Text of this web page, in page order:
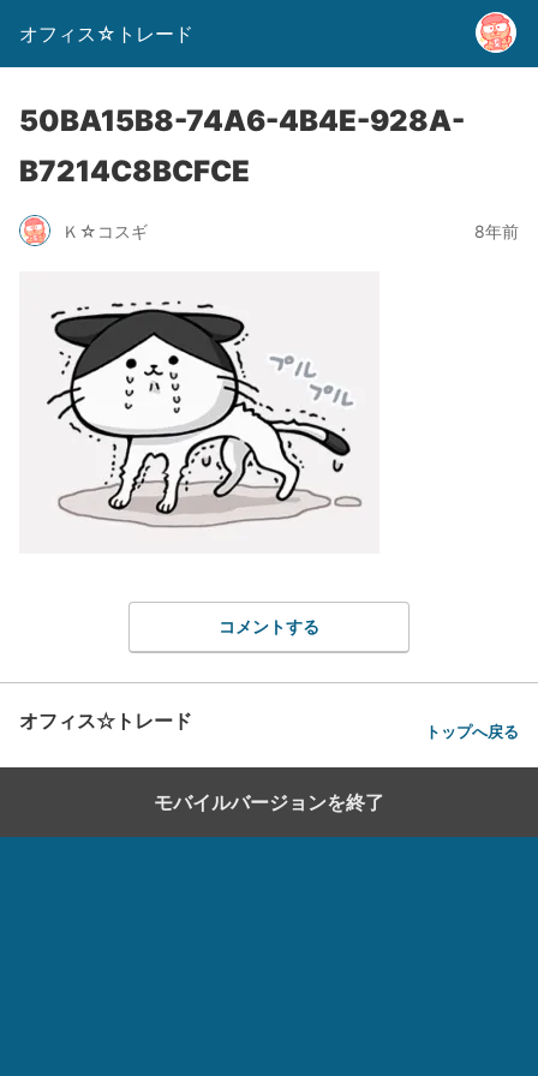
オフィス☆トレード
50BA15B8-74A6-4B4E-928A-
B7214C8BCFCE
Ｋ☆コスギ 8年前
コメントする
オフィス☆トレード トップへ戻る
モバイルバージョンを終了